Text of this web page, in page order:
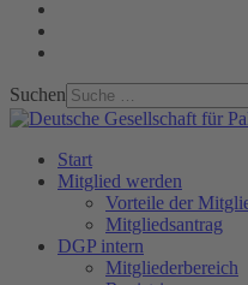
Suchen
Start
Mitglied werden
Vorteile der
Mitgliedsantrag
DGP intern
Mitgliederbereich